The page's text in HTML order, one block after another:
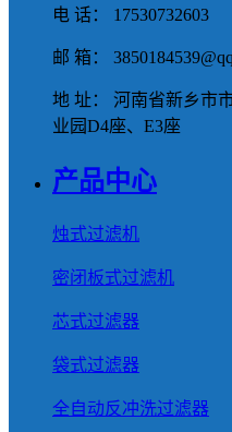
电 话： 17530732603
邮 箱：
地 址： 河南省新乡市
业园D4座、E3座
产品中心
烛式过滤机
密闭板式过滤机
芯式过滤器
袋式过滤器
全自动反冲洗过滤器